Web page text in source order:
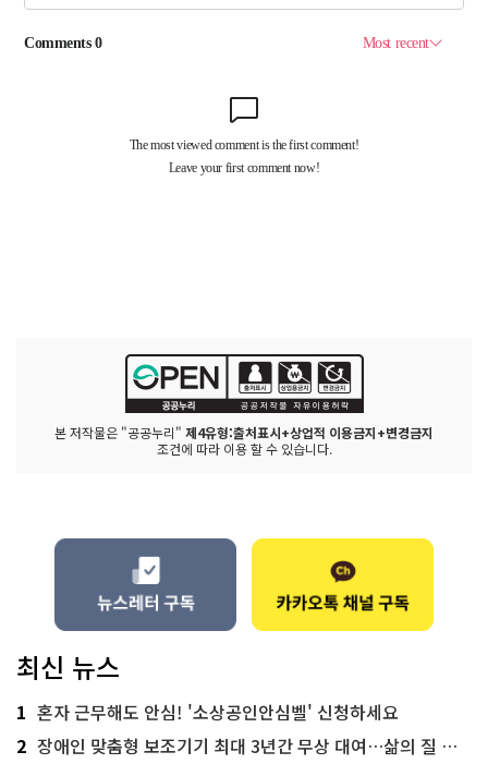
본 저작물은 "공공누리" 제4유형:출처표시+상업적 이용금지+변경금지
조건에 따라 이용 할 수 있습니다.
최신 뉴스
1 혼자 근무해도 안심! '소상공인안심벨' 신청하세요
2 장애인 맞춤형 보조기기 최대 3년간 무상 대여…삶의 질 높인다